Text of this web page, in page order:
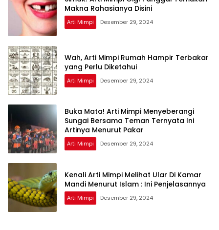
Makna Rahasianya Disini
Arti Mimpi Desember 29, 2024
Wah, Arti Mimpi Rumah Hampir Terbakar
yang Perlu Diketahui
Arti Mimpi Desember 29, 2024
Buka Mata! Arti Mimpi Menyeberangi
Sungai Bersama Teman Ternyata Ini
Artinya Menurut Pakar
Arti Mimpi Desember 29, 2024
Kenali Arti Mimpi Melihat Ular Di Kamar
Mandi Menurut Islam : Ini Penjelasannya
Arti Mimpi Desember 29, 2024